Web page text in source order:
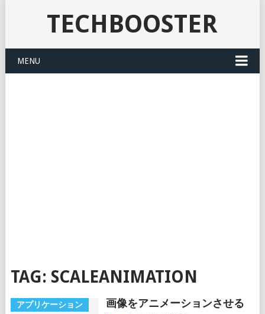
TECHBOOSTER
MENU
TAG: SCALEANIMATION
アプリケーション 画像をアニメーションさせる